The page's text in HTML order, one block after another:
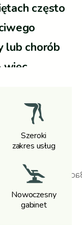
często
lub chorób
więc
pięty, aby
i
podologa
stóp.
Szeroki
zakres usług
Nowoczesny
gabinet